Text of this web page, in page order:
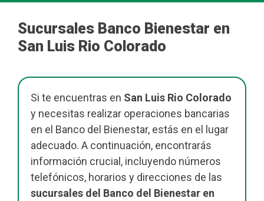
Sucursales Banco Bienestar en
San Luis Rio Colorado
Si te encuentras en San Luis Rio Colorado
y necesitas realizar operaciones bancarias
en el Banco del Bienestar, estás en el lugar
adecuado. A continuación, encontrarás
información crucial, incluyendo números
telefónicos, horarios y direcciones de las
sucursales del Banco del Bienestar en